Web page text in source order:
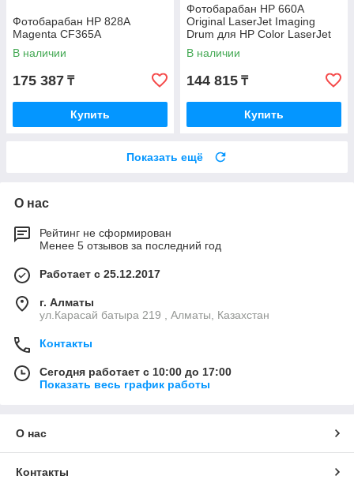
Фотобарабан HP 828A
Magenta CF365A
В наличии
175 387 ₸
Купить
Фотобарабан HP 660A
Original LaserJet Imaging
Drum для HP Color LaserJet
M751 W2004A
В наличии
144 815 ₸
Купить
Показать ещё
О нас
Рейтинг не сформирован
Менее 5 отзывов за последний год
Работает с 25.12.2017
г. Алматы
ул.Карасай батыра 219 , Алматы, Казахстан
Контакты
Сегодня работает с 10:00 до 17:00
Показать весь график работы
О нас
Контакты